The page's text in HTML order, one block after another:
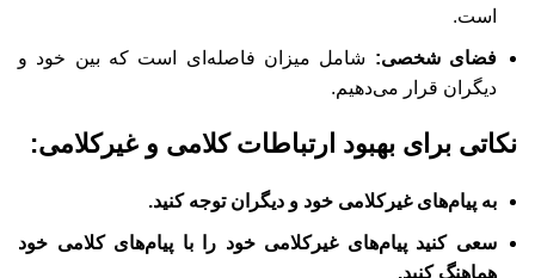
است.
فضای شخصی: شامل میزان فاصله‌ای است که بین خود و
دیگران قرار می‌دهیم.
نکاتی برای بهبود ارتباطات کلامی و غیرکلامی:
به پیام‌های غیرکلامی خود و دیگران توجه کنید.
سعی کنید پیام‌های غیرکلامی خود را با پیام‌های کلامی خود
هماهنگ کنید.